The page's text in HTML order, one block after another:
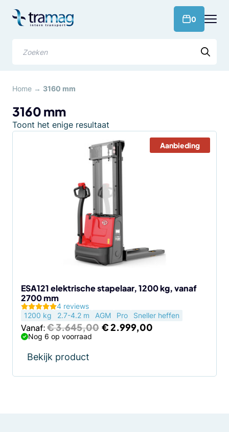
naar
0
Home → 3160 mm
3160 mm
Toont het enige resultaat
Aanbieding
ESA121 elektrische stapelaar, 1200 kg, vanaf
2700 mm
4 reviews
1200 kg
2.7-4.2 m AGM Pro Sneller heffen
Vanaf:€3.645,00 Oorspronkelijke
prijs
€2.999,00
Nog 6 op voorraad
Bekijk product
de
productpagina